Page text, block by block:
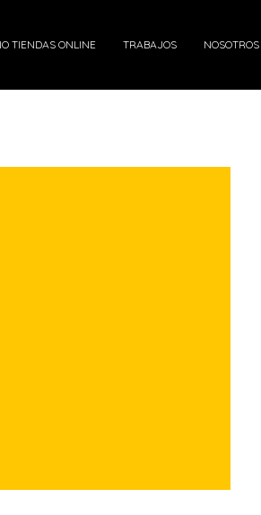
TIENDAS ONLINE TRABAJOS NOSOTROS